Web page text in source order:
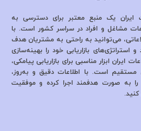
ایران یک منبع معتبر برای دسترسی به
مشاغل و افراد در سراسر کشور است. با
می‌توانید به راحتی به مشتریان هدف
بازاریابی خود را بهینه‌سازی
ایران ابزار مناسبی برای بازاریابی پیامکی،
مستقیم است. با اطلاعات دقیق و به‌روز،
را به صورت هدفمند اجرا کرده و موفقیت